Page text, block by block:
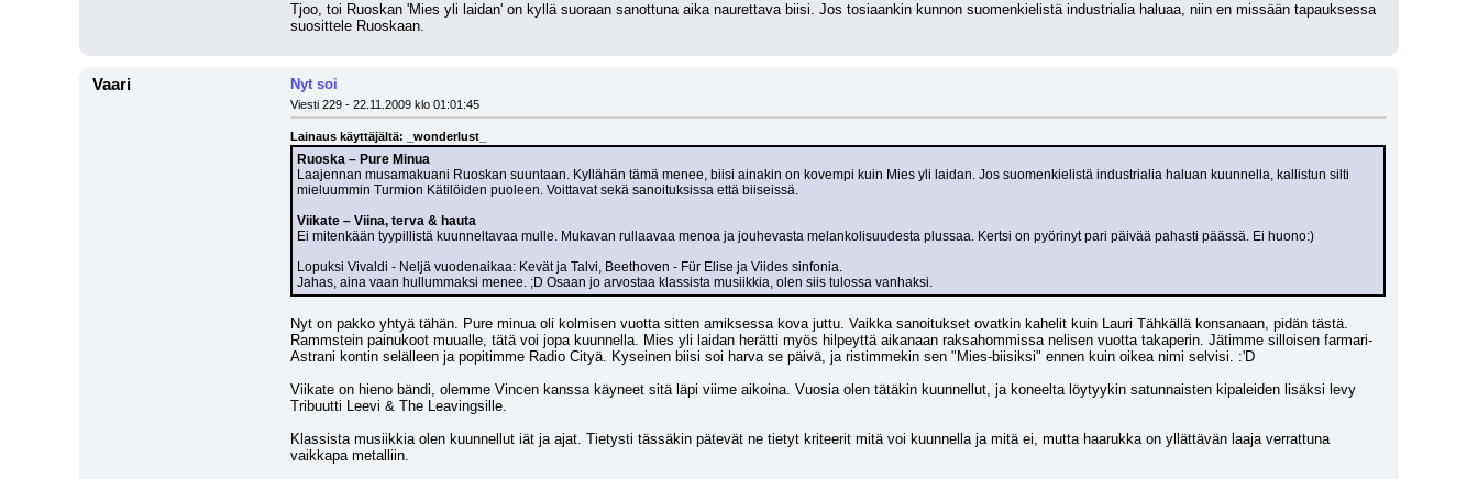
Tjoo, toi Ruoskan 'Mies yli laidan' on kyllä suoraan sanottuna aika naurettava biisi. Jos tosiaankin kunnon suomenkielistä industrialia haluaa, niin en missään tapauksessa
suosittele Ruoskaan.
Vaari Nyt soi
Viesti 229 - 22.11.2009 klo 01:01:45
Lainaus käyttäjältä: _wonderlust_
Ruoska – Pure Minua
Laajennan musamakuani Ruoskan suuntaan. Kyllähän tämä menee, biisi ainakin on kovempi kuin Mies yli laidan. Jos suomenkielistä industrialia haluan kuunnella, kallistun silti
mieluummin Turmion Kätilöiden puoleen. Voittavat sekä sanoituksissa että biiseissä.
Viikate – Viina, terva & hauta
Ei mitenkään tyypillistä kuunneltavaa mulle. Mukavan rullaavaa menoa ja jouhevasta melankolisuudesta plussaa. Kertsi on pyörinyt pari päivää pahasti päässä. Ei huono:)
Lopuksi Vivaldi - Neljä vuodenaikaa: Kevät ja Talvi, Beethoven - Für Elise ja Viides sinfonia.
Jahas, aina vaan hullummaksi menee. ;D Osaan jo arvostaa klassista musiikkia, olen siis tulossa vanhaksi.
Nyt on pakko yhtyä tähän. Pure minua oli kolmisen vuotta sitten amiksessa kova juttu. Vaikka sanoitukset ovatkin kahelit kuin Lauri Tähkällä konsanaan, pidän tästä.
Rammstein painukoot muualle, tätä voi jopa kuunnella. Mies yli laidan herätti myös hilpeyttä aikanaan raksahommissa nelisen vuotta takaperin. Jätimme silloisen farmari-
Astrani kontin selälleen ja popitimme Radio Cityä. Kyseinen biisi soi harva se päivä, ja ristimmekin sen "Mies-biisiksi" ennen kuin oikea nimi selvisi. :'D
Viikate on hieno bändi, olemme Vincen kanssa käyneet sitä läpi viime aikoina. Vuosia olen tätäkin kuunnellut, ja koneelta löytyykin satunnaisten kipaleiden lisäksi levy
Tribuutti Leevi & The Leavingsille.
Klassista musiikkia olen kuunnellut iät ja ajat. Tietysti tässäkin pätevät ne tietyt kriteerit mitä voi kuunnella ja mitä ei, mutta haarukka on yllättävän laaja verrattuna
vaikkapa metalliin.